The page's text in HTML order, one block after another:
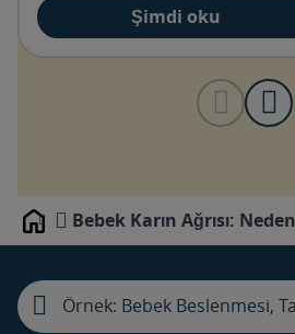
Şimdi oku
Home Bebek Karın Ağrısı: